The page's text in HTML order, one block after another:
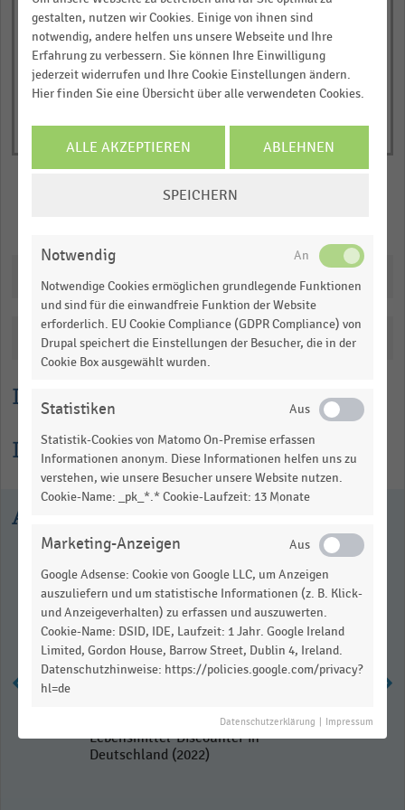
Lesehilfe
Informationen zur Statistik
axis
displaying
Anzahl
der
View
data
End
of
interactive
chart
Downloads
Katalogisierung
Ausgewählte Statistiken
Ranking der umsatzstärksten
Lebensmittel-Discounter in
Deutschland (2022)
gestalten, nutzen wir Cookies. Einige von ihnen sind
notwendig, andere helfen uns unsere Webseite und Ihre
Erfahrung zu verbessern. Sie können Ihre Einwilligung
jederzeit widerrufen und Ihre Cookie Einstellungen ändern.
Hier finden Sie eine Übersicht über alle verwendeten Cookies.
ALLE AKZEPTIEREN ABLEHNEN
SPEICHERN
Notwendig
Notwendige Cookies ermöglichen grundlegende Funktionen
und sind für die einwandfreie Funktion der Website
erforderlich. EU Cookie Compliance (GDPR Compliance) von
Drupal speichert die Einstellungen der Besucher, die in der
Cookie Box ausgewählt wurden.
Statistiken
Statistik-Cookies von Matomo On-Premise erfassen
Informationen anonym. Diese Informationen helfen uns zu
verstehen, wie unsere Besucher unsere Website nutzen.
Cookie-Name: _pk_*.* Cookie-Laufzeit: 13 Monate
Marketing-Anzeigen
Google Adsense: Cookie von Google LLC, um Anzeigen
auszuliefern und um statistische Informationen (z. B. Klick-
und Anzeigeverhalten) zu erfassen und auszuwerten.
Cookie-Name: DSID, IDE, Laufzeit: 1 Jahr. Google Ireland
Limited, Gordon House, Barrow Street, Dublin 4, Ireland.
Datenschutzhinweise: https://policies.google.com/privacy?
hl=de
Datenschutzerklärung Impressum